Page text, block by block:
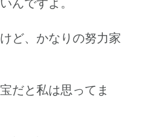
んですよ。
ど、かなりの努力家
だと私は思ってま